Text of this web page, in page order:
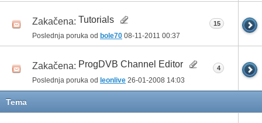
Zakačena: Tutorials
Poslednja poruka od bole70 08-11-2011 00:37
15
Zakačena: ProgDVB Channel Editor
Poslednja poruka od leonlive 26-01-2008 14:03
4
Tema